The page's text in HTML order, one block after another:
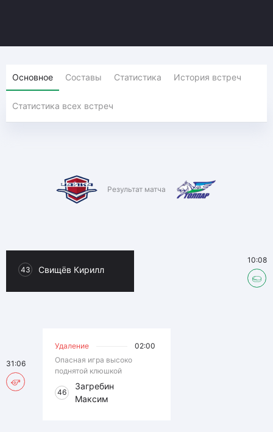
Основное Составы Статистика История встреч
Статистика всех встреч
Результат матча
43 Свищёв Кирилл
10:08
Удаление
02:00
Опасная игра высоко
поднятой клюшкой
46
Загребин
Максим
31:06